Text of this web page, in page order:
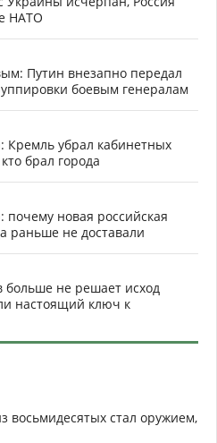
НАТО
Путин внезапно передал
боевым генералам
Кремль убрал кабинетных
брал города
новая российская
раньше не доставали
больше не решает исход
настоящий ключ к
восьмидесятых стал оружием,